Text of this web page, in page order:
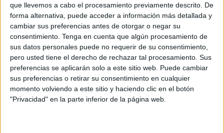
que llevemos a cabo el procesamiento previamente descrito. De
forma alternativa, puede acceder a información más detallada y
cambiar sus preferencias antes de otorgar o negar su
consentimiento. Tenga en cuenta que algún procesamiento de
sus datos personales puede no requerir de su consentimiento,
pero usted tiene el derecho de rechazar tal procesamiento. Sus
preferencias se aplicarán solo a este sitio web. Puede cambiar
sus preferencias o retirar su consentimiento en cualquier
momento volviendo a este sitio y haciendo clic en el botón
"Privacidad" en la parte inferior de la página web.
La cuenta atrás arrancó el pasado día 14 con la Exaltación
de la Santa Cruz, un rito celebrado en la propiaiglesia de
la hermandad y el punto de partida de la celebración en
honor a Santa María de los Remedios.
Dos banderas cuelgan del campanario. El repique de las
campanas ha dado el aviso de que ya quedaba poco para
abrir las puertas de par en par.